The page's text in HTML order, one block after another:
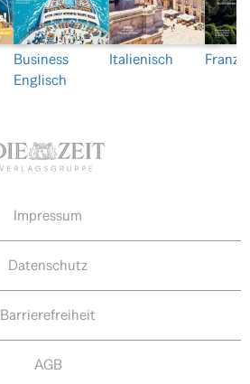
Business
Englisch
Italienisch
Impressum
Datenschutz
Barrierefreiheit
AGB